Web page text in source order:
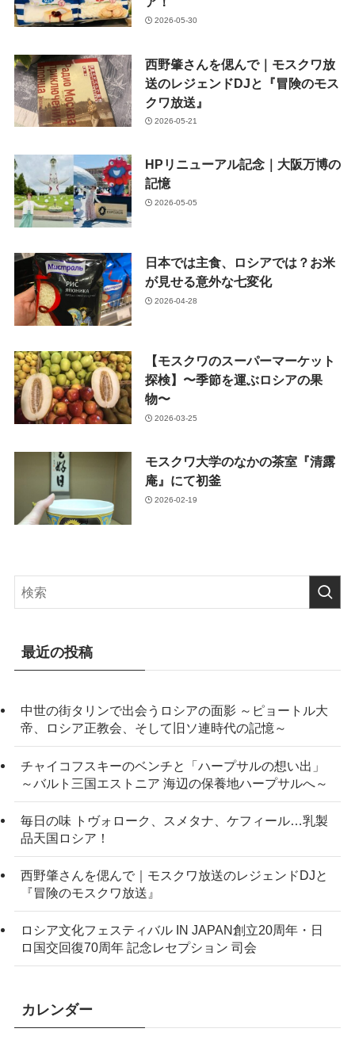
2026-05-30
西野肇さんを偲んで｜モスクワ放
送のレジェンドDJと『冒険のモス
クワ放送』
2026-05-21
HPリニューアル記念｜大阪万博の
記憶
2026-05-05
日本では主食、ロシアでは？お米
が見せる意外な七変化
2026-04-28
【モスクワのスーパーマーケット
探検】〜季節を運ぶロシアの果
物〜
2026-03-25
モスクワ大学のなかの茶室『清露
庵』にて初釜
2026-02-19
最近の投稿
中世の街タリンで出会うロシアの面影 ～ピョートル大
帝、ロシア正教会、そして旧ソ連時代の記憶～
チャイコフスキーのベンチと「ハープサルの想い出」
～バルト三国エストニア 海辺の保養地ハープサルへ～
毎日の味 トヴォローク、スメタナ、ケフィール…乳製
品天国ロシア！
西野肇さんを偲んで｜モスクワ放送のレジェンドDJと
『冒険のモスクワ放送』
ロシア文化フェスティバル IN JAPAN創立20周年・日
ロ国交回復70周年 記念レセプション 司会
カレンダー